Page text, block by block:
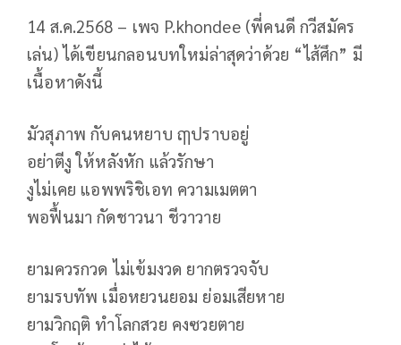
14 ส.ค.2568 – เพจ P.khondee (พี่คนดี กวีสมัคร
เล่น) ได้เขียนกลอนบทใหม่ล่าสุดว่าด้วย “ไส้ศึก” มี
เนื้อหาดังนี้
มัวสุภาพ กับคนหยาบ ฤๅปราบอยู่
อย่าตีงู ให้หลังหัก แล้วรักษา
งูไม่เคย แอพพริชิเอท ความเมตตา
พอฟื้นมา กัดชาวนา ชีวาวาย
ยามควรกวด ไม่เข้มงวด ยากตรวจจับ
ยามรบทัพ เมื่อหยวนยอม ย่อมเสียหาย
ยามวิกฤติ ทำโลกสวย คงซวยตาย